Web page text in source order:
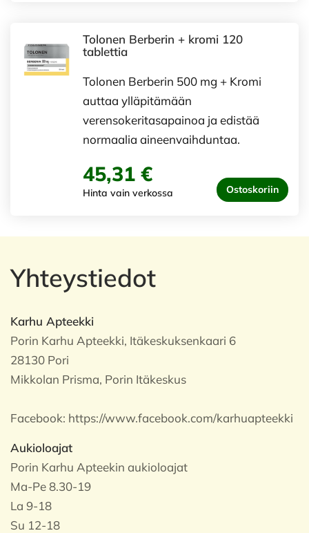
Tolonen Berberin + kromi 120
tablettia
Tolonen Berberin 500 mg + Kromi
auttaa ylläpitämään
verensokeritasapainoa ja edistää
normaalia aineenvaihduntaa.
45,31 €
Hinta vain verkossa Ostoskoriin
Yhteystiedot
Karhu Apteekki
Porin Karhu Apteekki, Itäkeskuksenkaari 6
28130 Pori
Mikkolan Prisma, Porin Itäkeskus
Facebook: https://www.facebook.com/karhuapteekki
Aukioloajat
Porin Karhu Apteekin aukioloajat
Ma-Pe 8.30-19
La 9-18
Su 12-18